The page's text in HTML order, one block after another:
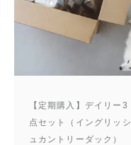
【定期購入】デイリー3
点セット（イングリッシ
ュカントリーダック）